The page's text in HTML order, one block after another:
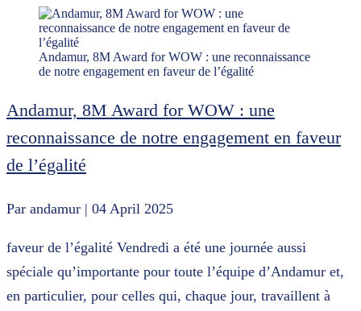
Andamur, 8M Award for WOW : une reconnaissance
de notre engagement en faveur de l’égalité
Andamur, 8M Award for WOW : une
reconnaissance de notre engagement en faveur
de l’égalité
Par andamur | 04 April 2025
faveur de l’égalité Vendredi a été une journée aussi
spéciale qu’importante pour toute l’équipe d’Andamur et,
en particulier, pour celles qui, chaque jour, travaillent à